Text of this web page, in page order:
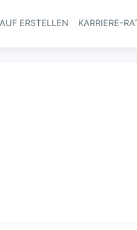
Haupt-
ERSTELLEN KARRIERE-